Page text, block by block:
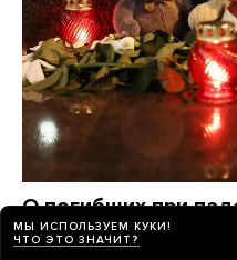
О погибших при
дрона на пляж в
МЫ ИСПОЛЬЗУЕМ КУКИ!
ЧТО ЭТО ЗНАЧИТ?